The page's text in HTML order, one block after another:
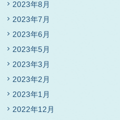
2023年8月
2023年7月
2023年6月
2023年5月
2023年3月
2023年2月
2023年1月
2022年12月